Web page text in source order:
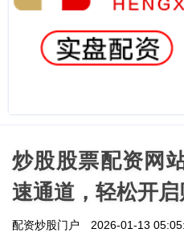
炒股股票配资网
速通道，轻松开启
配资炒股门户 2026-01-13